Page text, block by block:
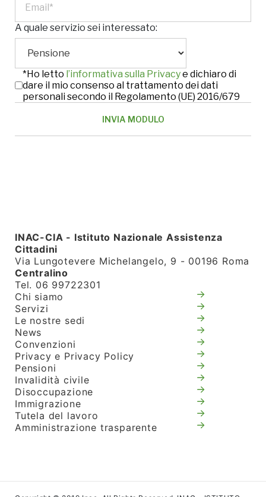
A quale servizio sei interessato:
*Ho letto l’informativa sulla Privacye dichiaro di
dare il mio consenso al trattamento dei dati
personali secondo il Regolamento (UE) 2016/679
INAC-CIA - Istituto Nazionale Assistenza
Cittadini
Via Lungotevere Michelangelo, 9 - 00196 Roma
Centralino
Tel. 06 99722301
Chi siamo
Servizi
Le nostre sedi
News
Convenzioni
Privacy e Privacy Policy
Pensioni
Invalidità civile
Disoccupazione
Immigrazione
Tutela del lavoro
Amministrazione trasparente